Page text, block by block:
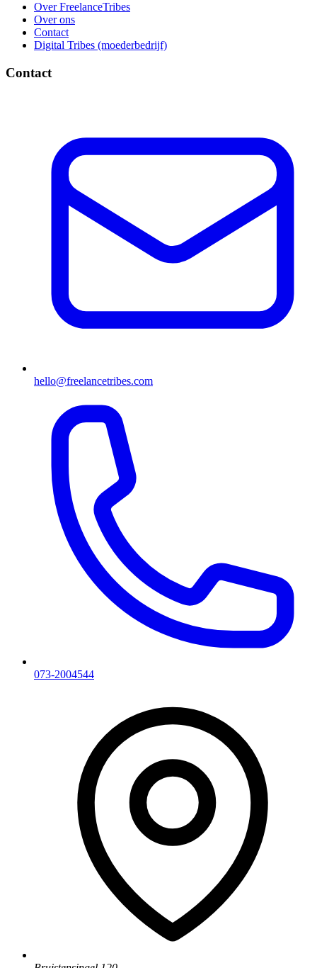
Over FreelanceTribes
Over ons
Contact
Digital Tribes (moederbedrijf)
Contact
hello@freelancetribes.com
073-2004544